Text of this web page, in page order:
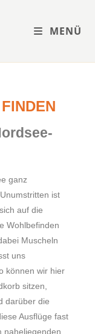
MENÜ
ganz
ist
auf die
Wohlbefinden
Muscheln
uns
können wir hier
sitzen,
darüber die
Ausflüge fast
naheliegenden